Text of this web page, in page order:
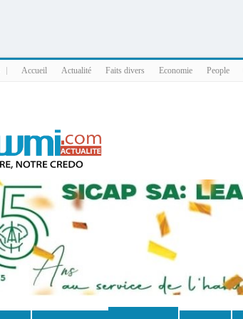
Accueil Actualité Faits divers Economie People